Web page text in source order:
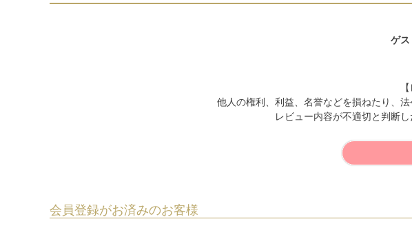
ゲス
他人の権利、利益、名誉などを損ねたり、
レビュー内容が不適切と判断
会員登録がお済みのお客様